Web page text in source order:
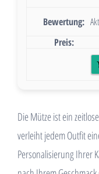
Die Mütze ist ein
verleiht jedem Outfit
Personalisierung Ihrer